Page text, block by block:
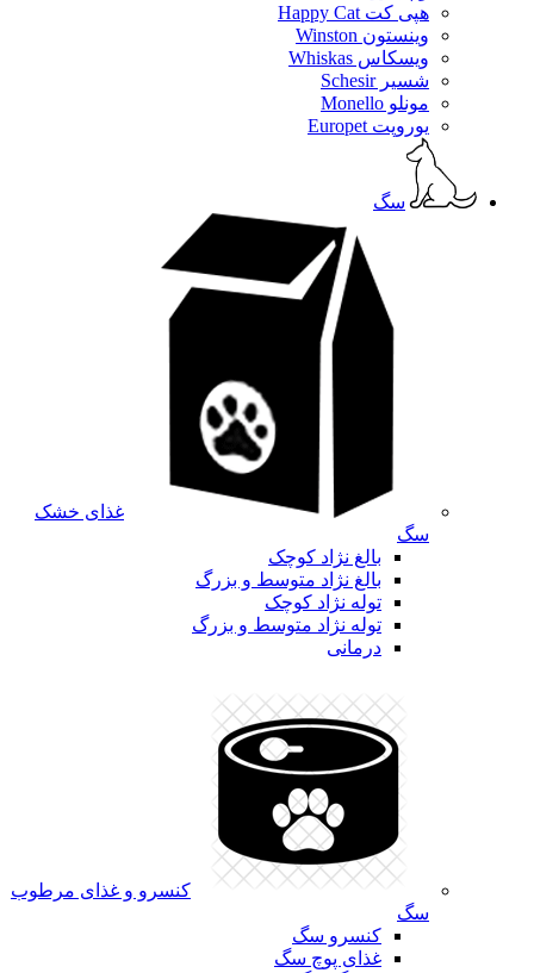
هپی کت Happy Cat
وینستون Winston
ویسکاس Whiskas
شسیر Schesir
مونلو Monello
یوروپت Europet
سگ
غذای خشک
سگ
بالغ نژاد کوچک
بالغ نژاد متوسط و بزرگ
توله نژاد کوچک
توله نژاد متوسط و بزرگ
درمانی
کنسرو و غذای مرطوب
سگ
کنسرو سگ
غذای پوچ سگ